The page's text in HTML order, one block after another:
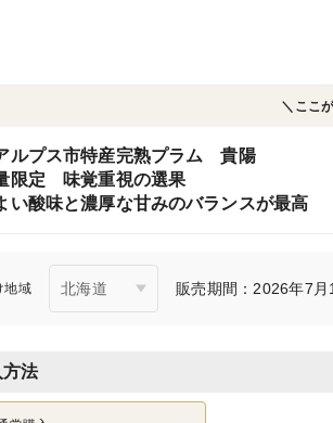
＼ここ
ルプス市特産完熟プラム 貴陽
限定 味覚重視の選果
い酸味と濃厚な甘みのバランスが最高
地域 販売期間：2026年7
方法